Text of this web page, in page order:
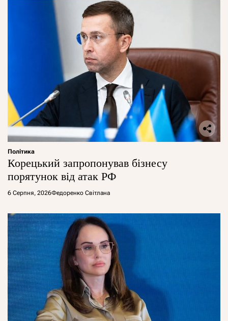
Політика
Корецький запропонував бізнесу
порятунок від атак РФ
6 Серпня, 2026Федоренко Світлана